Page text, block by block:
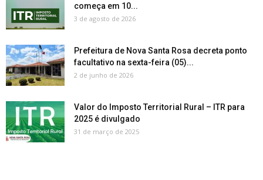
começa em 10...
3 de agosto de 2026
Prefeitura de Nova Santa Rosa decreta ponto
facultativo na sexta-feira (05)...
2 de junho de 2026
Valor do Imposto Territorial Rural – ITR para
2025 é divulgado
31 de março de 2025